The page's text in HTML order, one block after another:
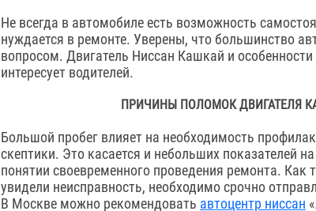
Не всегда в автомобиле есть возможность
нуждается в ремонте. Уверены, что большинство
вопросом. Двигатель Ниссан Кашкай и
интересует водителей.
ПРИЧИНЫ ПОЛОМОК ДВИГАТЕЛЯ
Большой пробег влияет на необходимость
скептики. Это касается и небольших показателей
понятии своевременного проведения ремонта.
увидели неисправность, необходимо срочно
В Москве можно рекомендовать автоцентр ниссан